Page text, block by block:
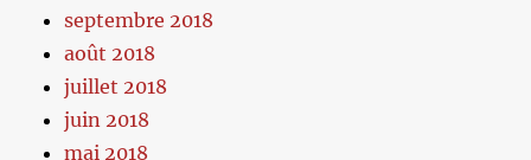
septembre 2018
août 2018
juillet 2018
juin 2018
mai 2018